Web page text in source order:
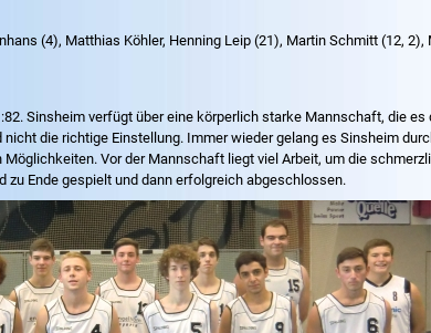
(4), Matthias Köhler, Henning Leip (21), Martin Schmitt (12,
Sinsheim verfügt über eine körperlich starke Mannschaft, die
die richtige Einstellung. Immer wieder gelang es Sinsheim
Vor der Mannschaft liegt viel Arbeit, um die
Ende gespielt und dann erfolgreich abgeschlossen.